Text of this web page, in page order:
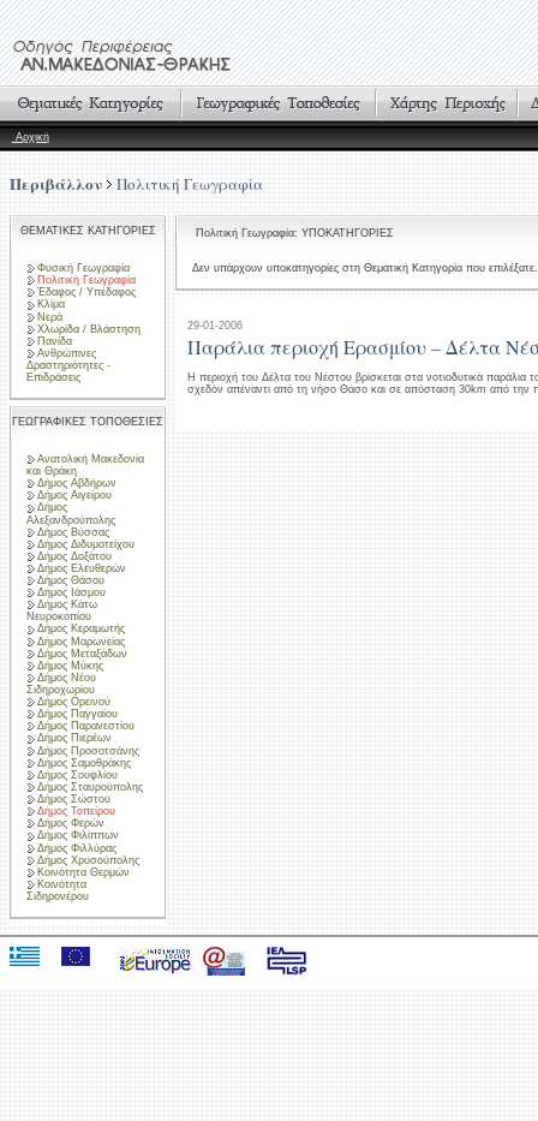
Αρχική
Περιβάλλον Πολιτική Γεωγραφία
ΘΕΜΑΤΙΚΕΣ ΚΑΤΗΓΟΡΙΕΣ
Φυσική Γεωγραφία
Πολιτική Γεωγραφία
Έδαφος / Υπέδαφος
Κλίμα
Νερά
Χλωρίδα / Βλάστηση
Πανίδα
Ανθρώπινες
Δραστηριότητες -
Επιδράσεις
ΓΕΩΓΡΑΦΙΚΕΣ ΤΟΠΟΘΕΣΙΕΣ
Ανατολική Μακεδονία
και Θράκη
Δήμος Αβδήρων
Δήμος Αιγείρου
Δήμος
Αλεξανδρούπολης
Δήμος Βύσσας
Δήμος Διδυμοτείχου
Δήμος Δοξάτου
Δήμος Ελευθερών
Δήμος Θάσου
Δήμος Ιάσμου
Δήμος Κάτω
Νευροκοπίου
Δήμος Κεραμωτής
Δήμος Μαρωνείας
Δήμος Μεταξάδων
Δήμος Μύκης
Δήμος Νέου
Σιδηροχωρίου
Δήμος Ορεινού
Δήμος Παγγαίου
Δήμος Παρανεστίου
Δήμος Πιερέων
Δήμος Προσοτσάνης
Δήμος Σαμοθράκης
Δήμος Σουφλίου
Δήμος Σταυρούπολης
Δήμος Σώστου
Δήμος Τοπείρου
Δήμος Φερών
Δήμος Φιλίππων
Δήμος Φιλλύρας
Δήμος Χρυσούπολης
Κοινότητα Θερμών
Κοινότητα
Σιδηρονέρου
Πολιτική Γεωγραφία: ΥΠΟΚΑΤΗΓΟΡΙΕΣ
Δεν υπάρχουν υποκατηγορίες στη Θεματική Κατηγορία που επιλέξατε.
29-01-2006
Παράλια περιοχή Ερασμίου – Δέλτα
Η περιοχή του Δέλτα του Νέστου βρίσκεται στα νοτιοδυτικά παράλια
σχεδόν απέναντι από τη νήσο Θάσο και σε απόσταση 30km από την